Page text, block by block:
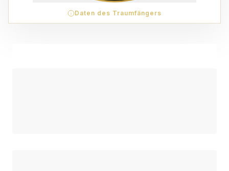
Daten des Traumfängers